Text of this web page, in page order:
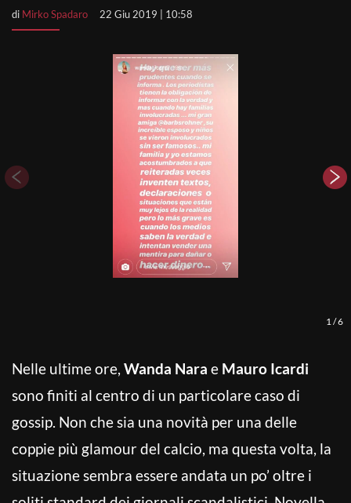
di Mirko Spadaro 22 Giu 2019 | 10:58
1 /6
Nelle ultime ore, Wanda Nara e Mauro Icardi
sono finiti al centro di un particolare caso di
gossip. Non che sia una novità per una delle
coppie più glamour del calcio, ma questa volta, la
situazione sembra essere andata un po’ oltre i